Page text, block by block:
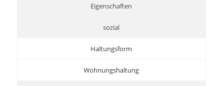
Eigenschaften
sozial
Haltungsform
Wohnungshaltung